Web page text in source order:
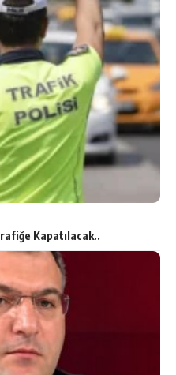
Kapatılacak..